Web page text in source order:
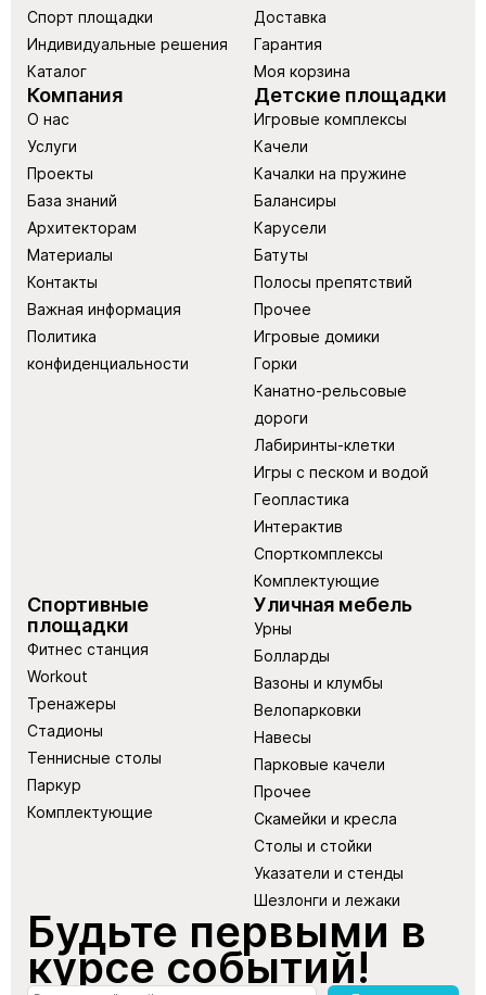
Спорт площадки
Индивидуальные решения
Каталог
Доставка
Гарантия
Моя корзина
Компания
О нас
Услуги
Проекты
База знаний
Архитекторам
Материалы
Контакты
Важная информация
Политика
конфиденциальности
Детские площадки
Игровые комплексы
Качели
Качалки на пружине
Балансиры
Карусели
Батуты
Полосы препятствий
Прочее
Игровые домики
Горки
Канатно-рельсовые
дороги
Лабиринты-клетки
Игры с песком и водой
Геопластика
Интерактив
Спорткомплексы
Комплектующие
Спортивные
площадки
Фитнес станция
Workout
Тренажеры
Стадионы
Теннисные столы
Паркур
Комплектующие
Уличная мебель
Урны
Болларды
Вазоны и клумбы
Велопарковки
Навесы
Парковые качели
Прочее
Скамейки и кресла
Столы и стойки
Указатели и стенды
Шезлонги и лежаки
Будьте первыми в
курсе событий!